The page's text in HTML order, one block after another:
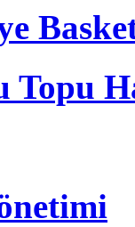
Topu